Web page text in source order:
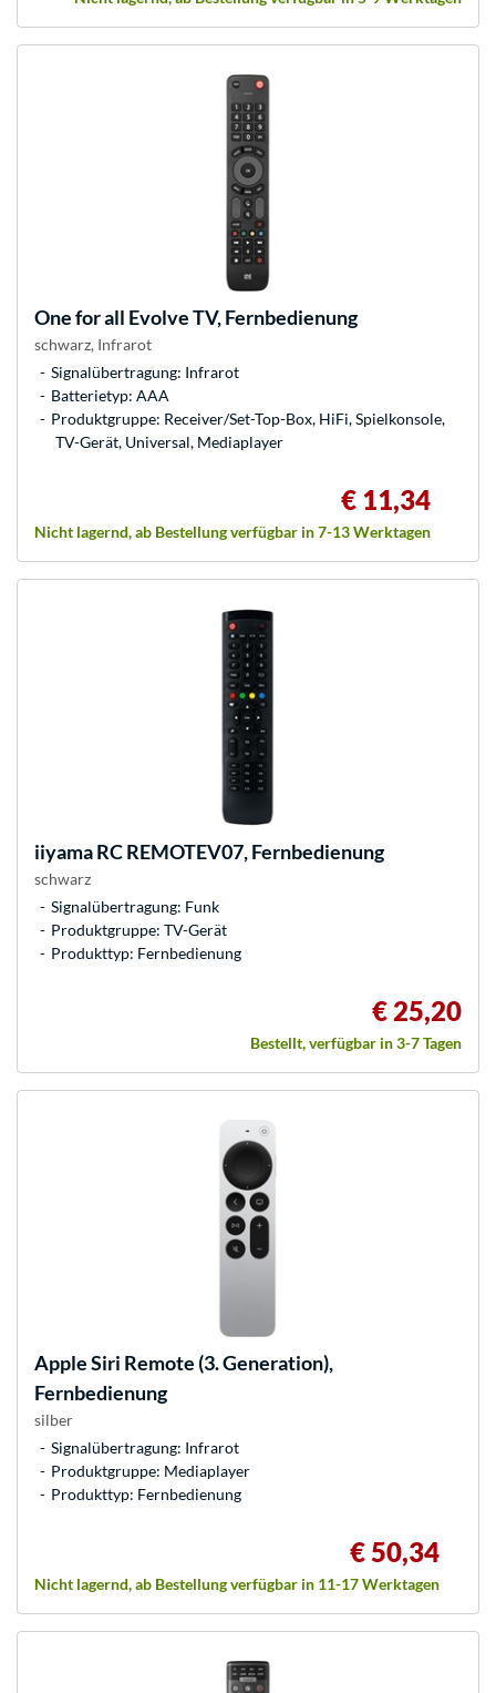
One for all Evolve TV, Fernbedienung
schwarz, Infrarot
Signalübertragung: Infrarot
Batterietyp: AAA
Produktgruppe: Receiver/Set-Top-Box, HiFi, Spielkonsole,
TV-Gerät, Universal, Mediaplayer
€ 11,34
Nicht lagernd, ab Bestellung verfügbar in 7-13 Werktagen
iiyamaRC REMOTEV07, Fernbedienung
schwarz
Signalübertragung: Funk
Produktgruppe: TV-Gerät
Produkttyp: Fernbedienung
€ 25,20
Bestellt, verfügbar in 3-7 Tagen
AppleSiri Remote (3. Generation),
Fernbedienung
silber
Signalübertragung: Infrarot
Produktgruppe: Mediaplayer
Produkttyp: Fernbedienung
€ 50,34
Nicht lagernd, ab Bestellung verfügbar in 11-17 Werktagen